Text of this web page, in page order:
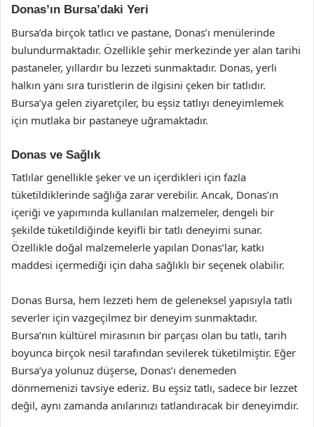
Donas’ın Bursa’daki Yeri
Bursa’da birçok tatlıcı ve pastane, Donas’ı menülerinde
bulundurmaktadır. Özellikle şehir merkezinde yer alan tarihi
pastaneler, yıllardır bu lezzeti sunmaktadır. Donas, yerli
halkın yanı sıra turistlerin de ilgisini çeken bir tatlıdır.
Bursa’ya gelen ziyaretçiler, bu eşsiz tatlıyı deneyimlemek
için mutlaka bir pastaneye uğramaktadır.
Donas ve Sağlık
Tatlılar genellikle şeker ve un içerdikleri için fazla
tüketildiklerinde sağlığa zarar verebilir. Ancak, Donas’ın
içeriği ve yapımında kullanılan malzemeler, dengeli bir
şekilde tüketildiğinde keyifli bir tatlı deneyimi sunar.
Özellikle doğal malzemelerle yapılan Donas’lar, katkı
maddesi içermediği için daha sağlıklı bir seçenek olabilir.
Donas Bursa, hem lezzeti hem de geleneksel yapısıyla tatlı
severler için vazgeçilmez bir deneyim sunmaktadır.
Bursa’nın kültürel mirasının bir parçası olan bu tatlı, tarih
boyunca birçok nesil tarafından sevilerek tüketilmiştir. Eğer
Bursa’ya yolunuz düşerse, Donas’ı denemeden
dönmemenizi tavsiye ederiz. Bu eşsiz tatlı, sadece bir lezzet
değil, aynı zamanda anılarınızı tatlandıracak bir deneyimdir.